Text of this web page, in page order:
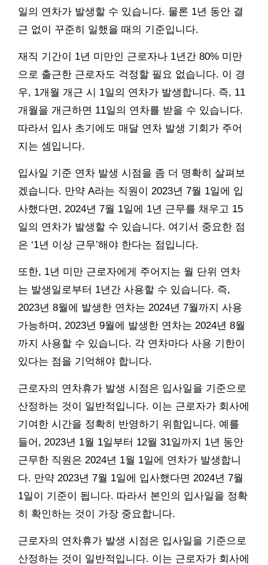
일의 연차가 발생할 수 있습니다. 물론 1년 동안 결
근 없이 꾸준히 일했을 때의 기준입니다.
재직 기간이 1년 미만인 근로자나 1년간 80% 미만
으로 출근한 근로자도 걱정할 필요 없습니다. 이 경
우, 1개월 개근 시 1일의 연차가 발생합니다. 즉, 11
개월을 개근하면 11일의 연차를 받을 수 있습니다.
따라서 입사 초기에도 매달 연차 발생 기회가 주어
지는 셈입니다.
입사일 기준 연차 발생 시점을 좀 더 명확히 살펴보
겠습니다. 만약 A라는 직원이 2023년 7월 1일에 입
사했다면, 2024년 7월 1일에 1년 근무를 채우고 15
일의 연차가 발생할 수 있습니다. 여기서 중요한 점
은 ‘1년 이상 근무’해야 한다는 점입니다.
또한, 1년 미만 근로자에게 주어지는 월 단위 연차
는 발생일로부터 1년간 사용할 수 있습니다. 즉,
2023년 8월에 발생한 연차는 2024년 7월까지 사용
가능하며, 2023년 9월에 발생한 연차는 2024년 8월
까지 사용할 수 있습니다. 각 연차마다 사용 기한이
있다는 점을 기억해야 합니다.
근로자의 연차휴가 발생 시점은 입사일을 기준으로
산정하는 것이 일반적입니다. 이는 근로자가 회사에
기여한 시간을 정확히 반영하기 위함입니다. 예를
들어, 2023년 1월 1일부터 12월 31일까지 1년 동안
근무한 직원은 2024년 1월 1일에 연차가 발생합니
다. 만약 2023년 7월 1일에 입사했다면 2024년 7월
1일이 기준이 됩니다. 따라서 본인의 입사일을 정확
히 확인하는 것이 가장 중요합니다.
근로자의 연차휴가 발생 시점은 입사일을 기준으로
산정하는 것이 일반적입니다. 이는 근로자가 회사에